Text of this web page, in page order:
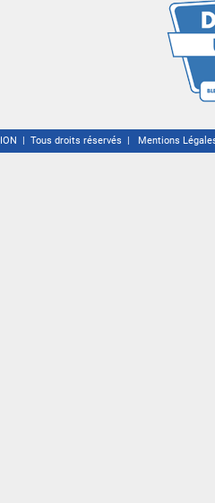
| Tous droits réservés | Mentions